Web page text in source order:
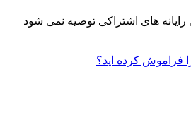
رایانه های اشتراکی توصیه نمی شود
فراموش کرده اید؟